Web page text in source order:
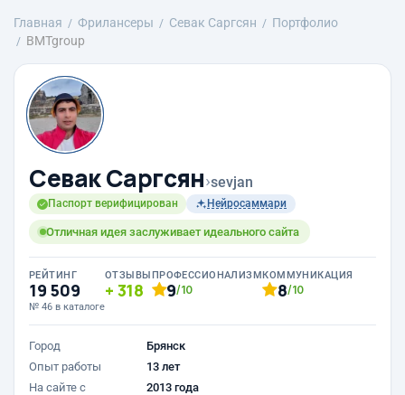
Главная Фрилансеры Севак Саргсян
Портфолио
BMTgroup
Севак Саргсян›sevjan
Паспорт верифицирован Нейросаммари
Отличная идея заслуживает идеального сайта
РЕЙТИНГ
19 509
№ 46 в каталоге
ОТЗЫВЫ
318
ПРОФЕССИОНАЛИЗМ
9/10
КОММУНИКАЦИЯ
8/10
Город
Брянск
Опыт работы
13 лет
На сайте с
2013 года